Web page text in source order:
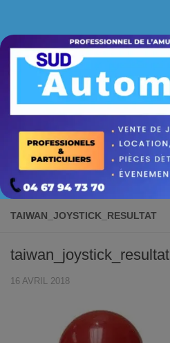
TAIWAN_JOYSTICK_RESULTAT
taiwan_joystick_resultat
16 AVRIL 2018